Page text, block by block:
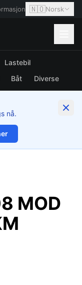
🇳🇴Norsk
Lastebil
Båt Diverse
nå.
1/44
MOD